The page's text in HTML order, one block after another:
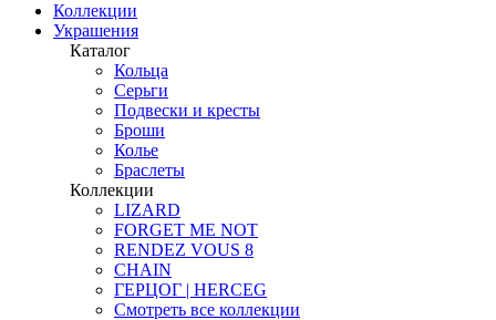
Коллекции
Украшения
Каталог
Кольца
Серьги
Подвески и кресты
Броши
Колье
Браслеты
Коллекции
LIZARD
FORGET ME NOT
RENDEZ VOUS 8
CHAIN
ГЕРЦОГ | HERCEG
Смотреть все коллекции